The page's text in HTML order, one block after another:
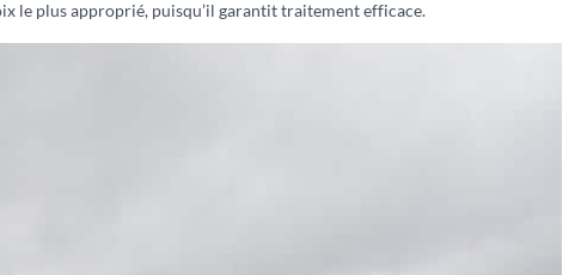
le plus approprié, puisqu’il garantit traitement efficace.